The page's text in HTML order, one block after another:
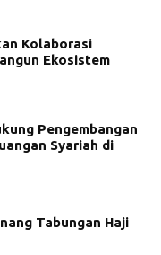
Kolaborasi
Ekosistem
Pengembangan
Syariah di
Tabungan Haji